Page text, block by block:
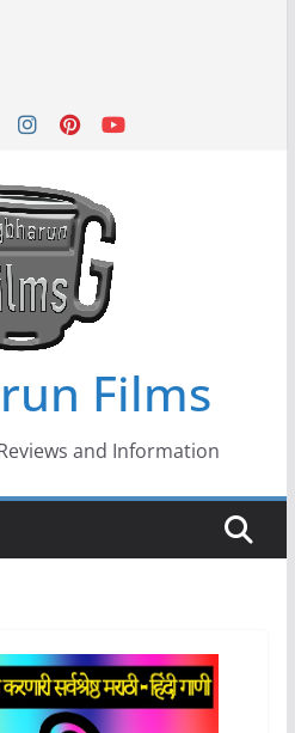
Films
and Information